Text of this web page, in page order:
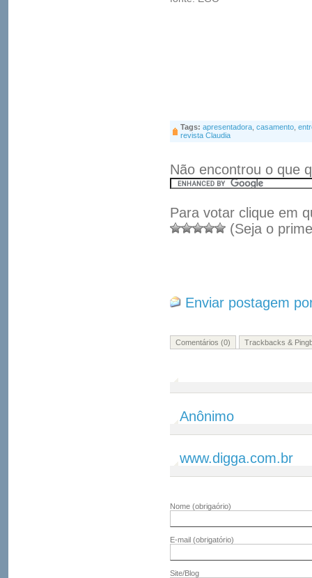
Tags: apresentadora casamento
revista Claudia
Não encontrou o que
Para votar clique em
(Seja o
Enviar postagem
Comentários (0) Trackbacks &
Anônimo
www.digga.com.br
Nome (obrigaório)
E-mail (obrigatório)
Site/Blog